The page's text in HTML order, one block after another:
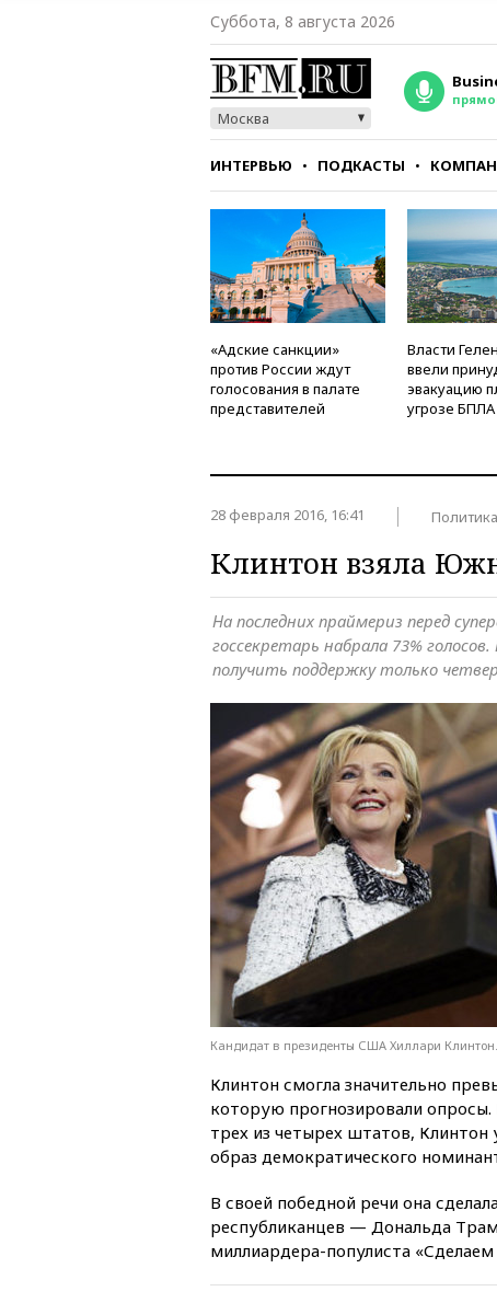
Суббота, 8 августа 2026
Москва
ИНТЕРВЬЮ ПОДКАСТЫ
СТИЛЬ ТЕСТЫ
«Адские санкции»
против России ждут
голосования в палате
представителей
Власти
ввели
эвакуацию
угрозе БПЛА
28 февраля 2016, 16:41 Политика
Клинтон взяла
На последних праймериз перед
госсекретарь набрала 73%
получить поддержку только
Кандидат в президенты США Хиллари
Клинтон смогла значительно
которую прогнозировали
трех из четырех штатов, Клинтон
образ демократического
В своей победной речи она
республиканцев — Дональда
миллиардера-популиста